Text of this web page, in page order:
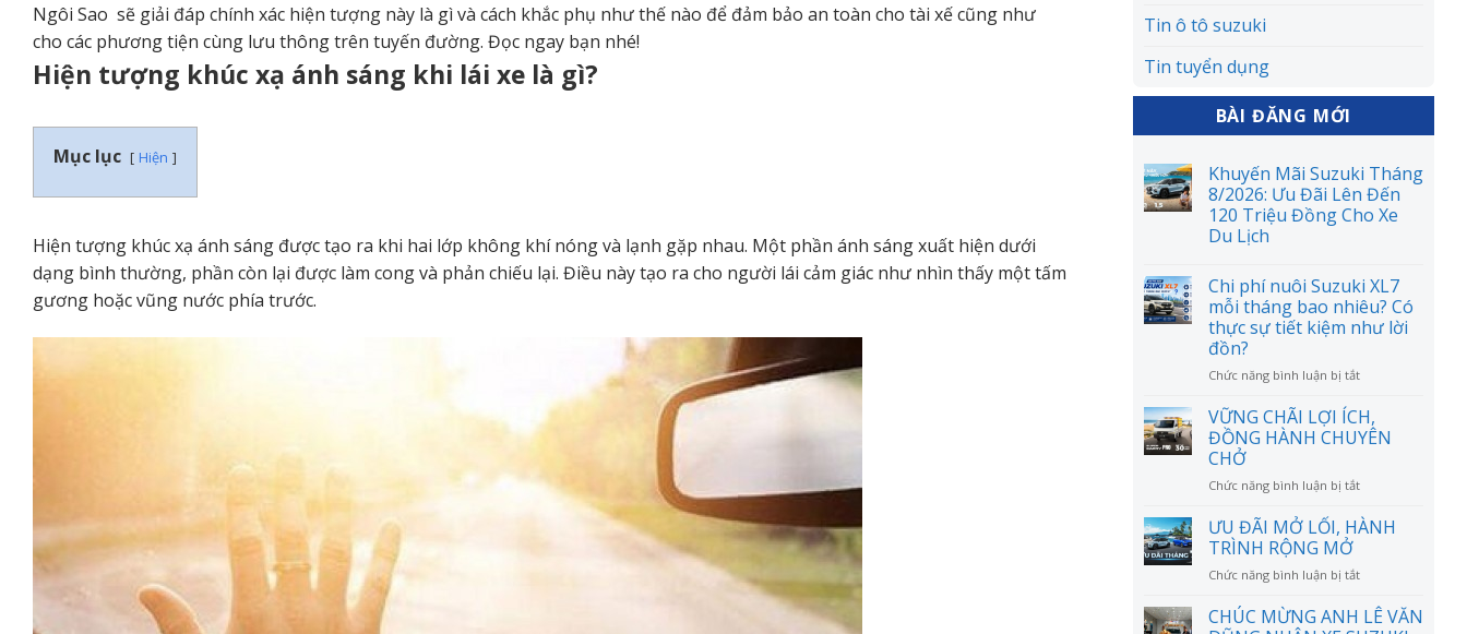
Ngôi Sao sẽ giải đáp chính xác hiện tượng này là gì và cách khắc phụ như thế nào để đảm bảo an toàn cho tài xế cũng như
cho các phương tiện cùng lưu thông trên tuyến đường. Đọc ngay bạn nhé!
Hiện tượng khúc xạ ánh sáng khi lái xe là gì?
Mục lục Hiện
Hiện tượng khúc xạ ánh sáng được tạo ra khi hai lớp không khí nóng và lạnh gặp nhau. Một phần ánh sáng xuất hiện dưới
dạng bình thường, phần còn lại được làm cong và phản chiếu lại. Điều này tạo ra cho người lái cảm giác như nhìn thấy một tấm
gương hoặc vũng nước phía trước.
Tin ô tô suzuki
Tin tuyển dụng
BÀI ĐĂNG MỚI
Khuyến Mãi Suzuki Tháng
8/2026: Ưu Đãi Lên Đến
120 Triệu Đồng Cho Xe
Du Lịch
Chi phí nuôi Suzuki XL7
mỗi tháng bao nhiêu? Có
thực sự tiết kiệm như lời
đồn?
Chức năng bình luận bị tắtở
phí
nuôi
Suzuki
mỗi
bao
thực
tiết
VỮNG CHÃI LỢI ÍCH,
ĐỒNG HÀNH CHUYÊN
CHỞ
Chức năng bình luận bị tắtở
CHÃI
ĐỒNG
CHUYÊN
ƯU ĐÃI MỞ LỐI, HÀNH
TRÌNH RỘNG MỞ
Chức năng bình luận bị tắtở
ĐÃI
MỞ
CHÚC MỪNG ANH LÊ VĂN